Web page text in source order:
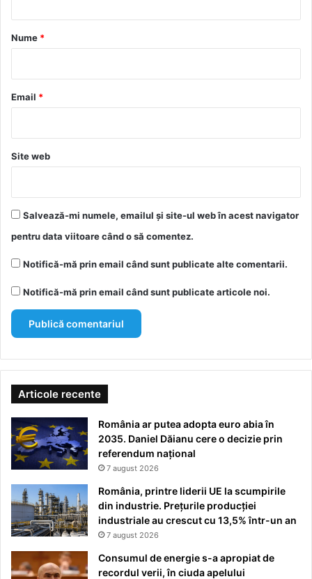
r
*
Nume *
Email *
Site web
Salvează-mi numele, emailul și site-ul web în acest navigator
pentru data viitoare când o să comentez.
Notifică-mă prin email când sunt publicate alte comentarii.
Notifică-mă prin email când sunt publicate articole noi.
Articole recente
România ar putea adopta euro abia în
2035. Daniel Dăianu cere o decizie prin
referendum național
7 august 2026
România, printre liderii UE la scumpirile
din industrie. Prețurile producției
industriale au crescut cu 13,5% într-un an
7 august 2026
Consumul de energie s-a apropiat de
recordul verii, în ciuda apelului